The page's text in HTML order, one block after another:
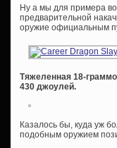
Ну а мы для примера
предварительной
оружие официальным
Тяжеленная 18-
430 джоулей.
Казалось бы, куда уж
подобным оружием